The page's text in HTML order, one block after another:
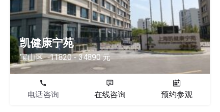
凯健康宁苑
宝山区 11820 - 34890 元
电话咨询 在线咨询 预约参观